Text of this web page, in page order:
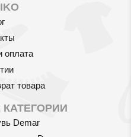
оплата
товара
Demar